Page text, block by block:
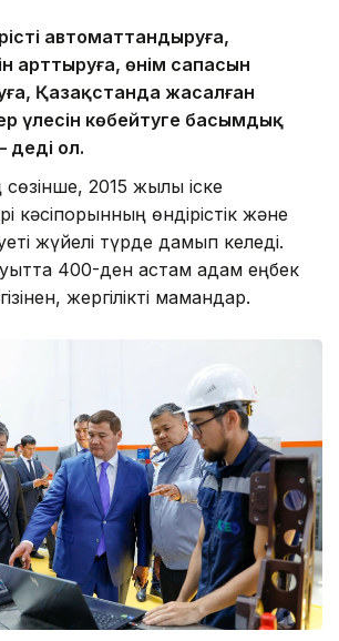
автоматтандыруға,
арттыруға, өнім сапасын
Қазақстанда жасалған
үлесін көбейтуге басымдық
деді ол.
2015 жылы іске
кәсіпорынның өндірістік және
жүйелі түрде дамып келеді.
400-ден астам адам еңбек
жергілікті мамандар.